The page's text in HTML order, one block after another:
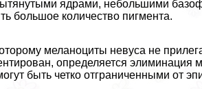
ядрами, небольшими
большое количество пигмента.
меланоциты невуса не
определяется элиминация
быть четко отграниченными от